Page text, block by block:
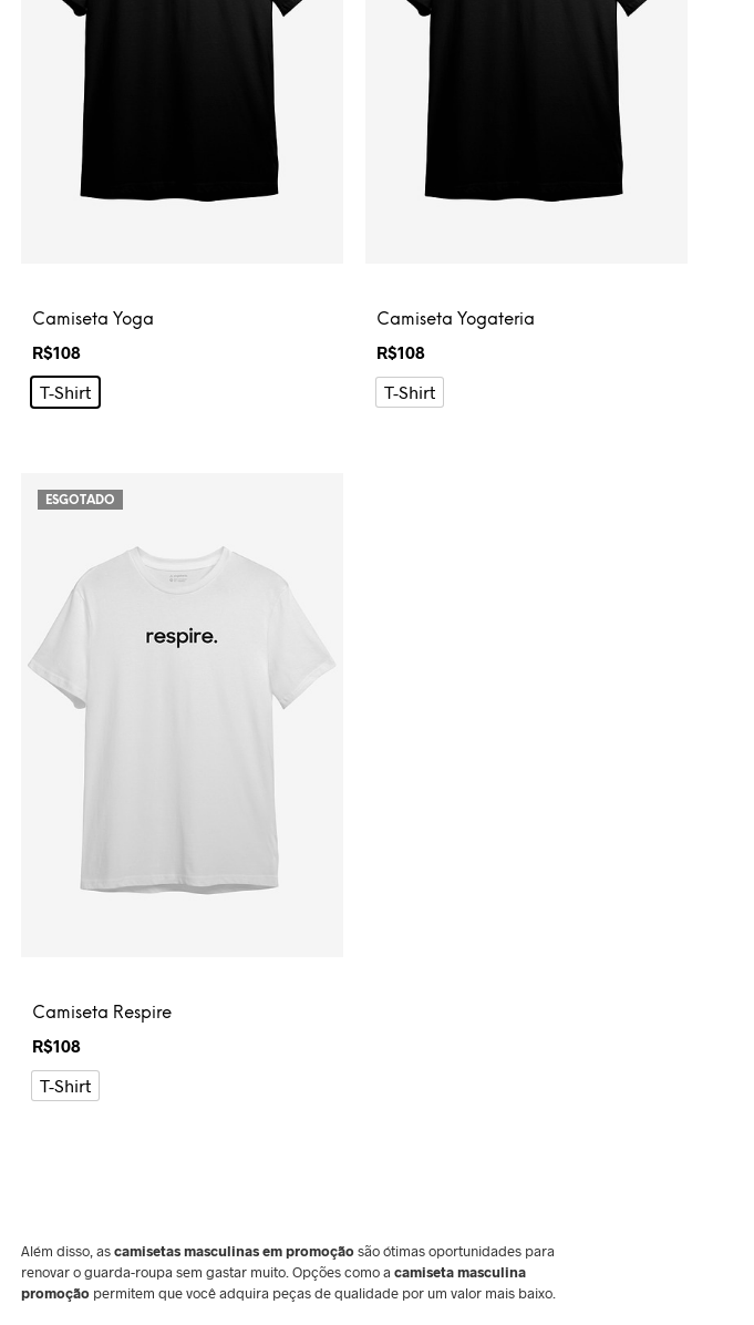
Camiseta Yoga
R$108
T-Shirt
Camiseta Yogateria
R$108
T-Shirt
ESGOTADO
Camiseta Respire
R$108
T-Shirt
Além disso, ascamisetas masculinas em promoçãosão ótimas oportunidades para
renovar o guarda-roupa sem gastar muito. Opções como a camiseta masculina
promoção permitem que você adquira peças de qualidade por um valor mais baixo.